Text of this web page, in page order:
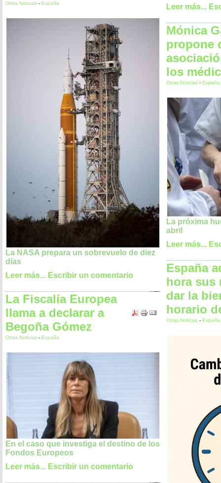
Otras Noticias - España
La NASA prepara un sobrevuelo de diez
días
Leer más... Escribir un comentario
La Fiscalía Europea
llama a declarar a
Begoña Gómez
Otras Noticias - España
En el caso que investiga el destino de los
Fondos Europeos
Leer más... Escribir un comentario
Leer más...
Mónica
propone
los
Otras Noticias - España
La próxima
abril
Leer más...
España
hora sus
dar la
horario
Otras Noticias - España